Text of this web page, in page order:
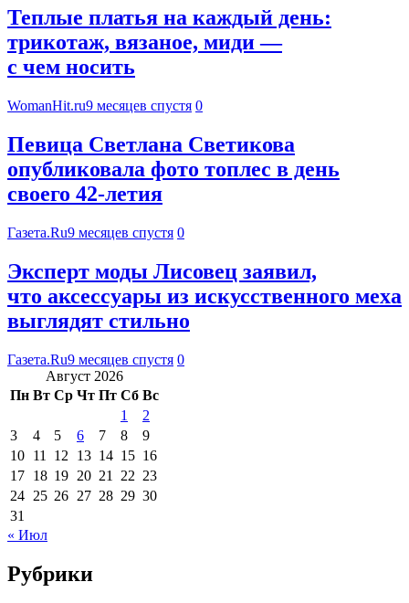
Теплые платья на каждый день:
трикотаж, вязаное, миди —
с чем носить
WomanHit.ru9 месяцев спустя 0
Певица Светлана Светикова
опубликовала фото топлес в день
своего 42-летия
Газета.Ru9 месяцев спустя 0
Эксперт моды Лисовец заявил,
что аксессуары из искусственного меха
выглядят стильно
Газета.Ru9 месяцев спустя 0
Август 2026
Пн Вт Ср Чт Пт Сб Вс
1
2
3
4 5 6 7 8
9
10 11 12 13 14 15 16
17 18 19 20 21 22 23
24 25 26 27 28 29 30
31
« Июл
Рубрики